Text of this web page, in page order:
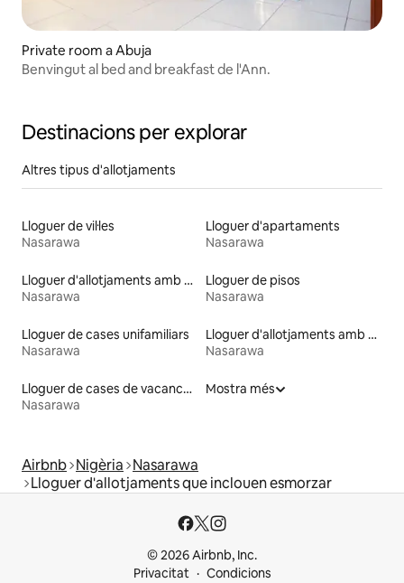
Private room a Abuja
Benvingut al bed and breakfast de l'Ann.
Destinacions per explorar
Altres tipus d'allotjaments
Lloguer de vil·les
Nasarawa
Lloguer d'apartaments
Nasarawa
Lloguer d'allotjaments amb accés a un llac
Nasarawa
Lloguer de pisos
Nasarawa
Lloguer de cases unifamiliars
Nasarawa
Lloguer d'allotjaments amb banyera d'hidromassatge
Nasarawa
Lloguer de cases de vacances
Nasarawa
Mostra més
Airbnb Nigèria Nasarawa
Lloguer d'allotjaments que inclouen esmorzar
© 2026 Airbnb, Inc.
Privacitat
Condicions